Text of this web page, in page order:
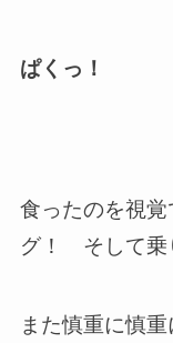
ぱくっ！
食ったのを視
グ！ そして乗
また慎重に慎